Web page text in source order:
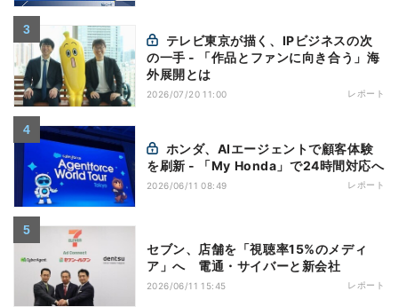
の一手 - 「作品とファンに向き合う」海
外展開とは
2026/07/20 11:00 レポート
を刷新 - 「My Honda」で24時間対応へ
2026/06/11 08:49 レポート
セブン、店舗を「視聴率15%のメディ
ア」へ 電通・サイバーと新会社
2026/06/11 15:45 レポート